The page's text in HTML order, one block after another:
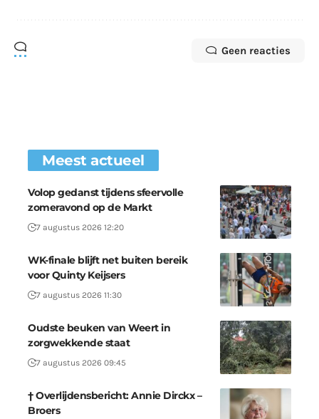
Geen reacties
Meest actueel
Volop gedanst tijdens sfeervolle
zomeravond op de Markt
7 augustus 2026 12:20
WK-finale blijft net buiten bereik
voor Quinty Keijsers
7 augustus 2026 11:30
Oudste beuken van Weert in
zorgwekkende staat
7 augustus 2026 09:45
† Overlijdensbericht: Annie Dirckx –
Broers